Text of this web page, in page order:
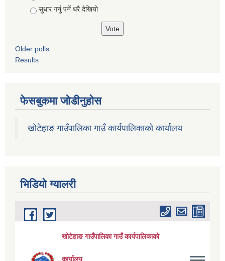
सुधार गर्नु पर्ने धरै देखियाे
Older polls
Results
फेसबुकमा जोडीनुहोस
खोटेहाङ गाउँपालिका गाउँ कार्यपालिकाको कार्यालय
भिडियाे ग्यालरी